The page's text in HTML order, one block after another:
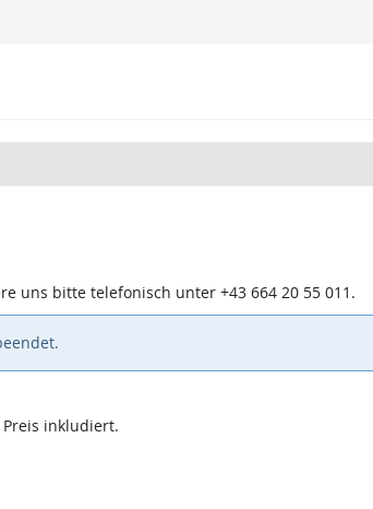
uns bitte telefonisch unter +43 664 20 55 011.
inkludiert.